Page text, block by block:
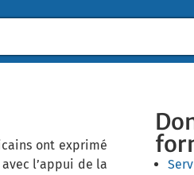
ont exprimé
l’appui de la